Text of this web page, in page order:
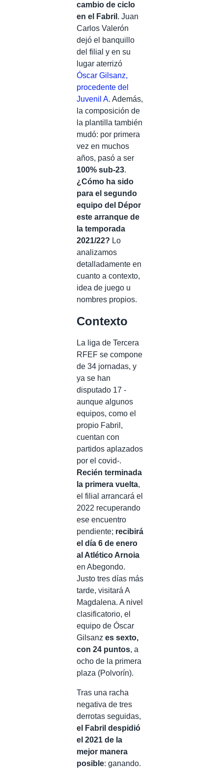
cambio de ciclo
en el Fabril . Juan
Carlos Valerón
dejó el banquillo
del filial y en su
lugar aterrizó
Óscar Gilsanz,
procedente del
Juvenil A. Además,
la composición de
la plantilla también
mudó: por primera
vez en muchos
años, pasó a ser
100% sub-23.
¿Cómo ha sido
para el segundo
equipo del Dépor
este arranque de
la temporada
2021/22? Lo
analizamos
detalladamente en
cuanto a contexto,
idea de juego u
nombres propios.
Contexto
La liga de Tercera
RFEF se compone
de 34 jornadas, y
ya se han
disputado 17 -
aunque algunos
equipos, como el
propio Fabril,
cuentan con
partidos aplazados
por el covid-.
Recién terminada
la primera vuelta,
el filial arrancará el
2022 recuperando
ese encuentro
pendiente; recibirá
el día 6 de enero
al Atlético Arnoia
en Abegondo.
Justo tres días más
tarde, visitará A
Magdalena. A nivel
clasificatorio, el
equipo de Óscar
Gilsanz es sexto,
con 24 puntos, a
ocho de la primera
plaza (Polvorín).
Tras una racha
negativa de tres
derrotas seguidas,
el Fabril despidió
el 2021 de la
mejor manera
posible: ganando.